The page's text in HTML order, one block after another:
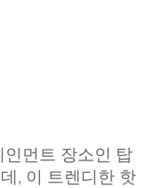
먼트 장소인 탑
, 이 트렌디한 핫